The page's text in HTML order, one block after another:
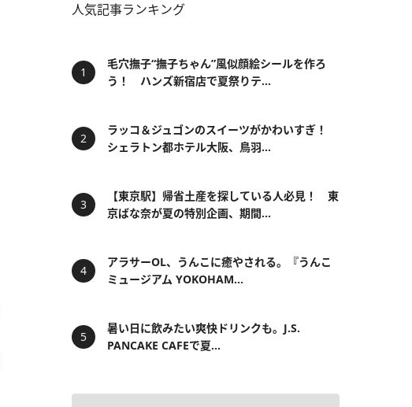
人気記事ランキング
毛穴撫子“撫子ちゃん”風似顔絵シールを作ろ
う！ ハンズ新宿店で夏祭りテ...
ラッコ＆ジュゴンのスイーツがかわいすぎ！
シェラトン都ホテル大阪、鳥羽...
【東京駅】帰省土産を探している人必見！ 東
京ばな奈が夏の特別企画、期間...
アラサーOL、うんこに癒やされる。『うんこ
ミュージアム YOKOHAM...
暑い日に飲みたい爽快ドリンクも。J.S.
PANCAKE CAFEで夏...